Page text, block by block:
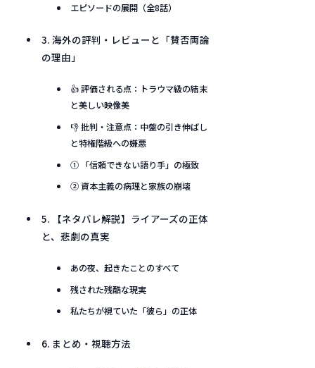
エピソードの展開（全8話）
3. 海外の評判・レビューと「賛否両論
の理由」
👍 評価される点：トラウマ級の結末
と美しい映像美
👎 批判・注意点：中盤の引き伸ばし
と特権階級への嫌悪
① 「信頼できない語り手」の極致
② 資本主義の病理と家族の崩壊
5. 【ネタバレ解説】ライアーズの正体
と、悲劇の真実
あの夜、起きたことのすべて
残された残酷な現実
私たちが視ていた「彼ら」の正体
6. まとめ・視聴方法